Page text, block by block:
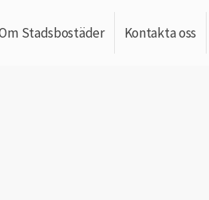
Stadsbostäder Kontakta oss